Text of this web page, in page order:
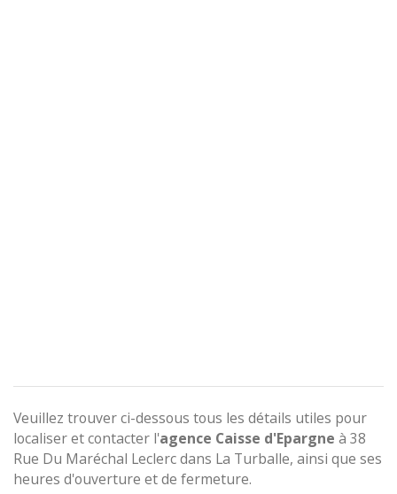
Veuillez trouver ci-dessous tous les détails utiles pour
localiser et contacter l'agence Caisse d'Epargne à 38
Rue Du Maréchal Leclerc dans La Turballe, ainsi que ses
heures d'ouverture et de fermeture.